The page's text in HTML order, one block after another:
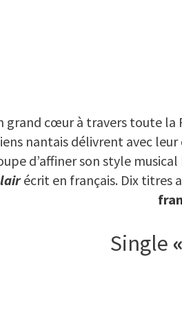
cœur à travers toute la
nantais délivrent avec
d’affiner son style
écrit en français. Dix titres
Single